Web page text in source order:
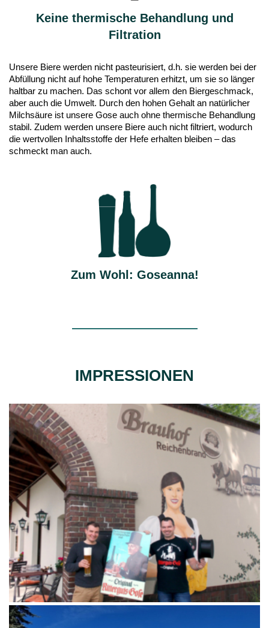
Keine thermische Behandlung und
Filtration
Unsere Biere werden nicht pasteurisiert, d.h. sie werden bei der
Abfüllung nicht auf hohe Temperaturen erhitzt, um sie so länger
haltbar zu machen. Das schont vor allem den Biergeschmack,
aber auch die Umwelt. Durch den hohen Gehalt an natürlicher
Milchsäure ist unsere Gose auch ohne thermische Behandlung
stabil. Zudem werden unsere Biere auch nicht filtriert, wodurch
die wertvollen Inhaltsstoffe der Hefe erhalten bleiben – das
schmeckt man auch.
Zum Wohl: Goseanna!
IMPRESSIONEN